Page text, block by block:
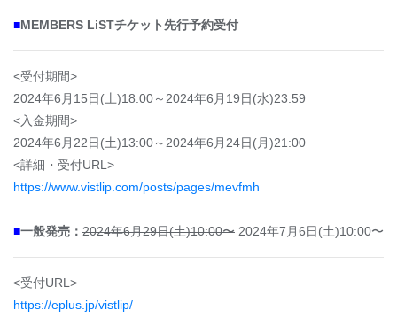
■MEMBERS LiSTチケット先行予約受付
<受付期間>
2024年6月15日(土)18:00～2024年6月19日(水)23:59
<入金期間>
2024年6月22日(土)13:00～2024年6月24日(月)21:00
<詳細・受付URL>
https://www.vistlip.com/posts/pages/mevfmh
■一般発売： 2024年6月29日(土)10:00〜 2024年7月6日(土)10:00〜
<受付URL>
https://eplus.jp/vistlip/